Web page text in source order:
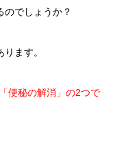
のでしょうか？
ます。
便秘の解消」の2つで